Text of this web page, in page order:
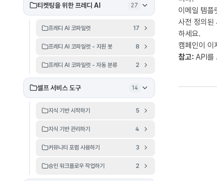
티켓팅을 위한 프레디 AI 27
프레디 AI 코파일럿 17
프레디 AI 코파일럿 - 지원 봇 8
프레디 AI 코파일럿 - 자동 분류 2
셀프 서비스 도구 14
지식 기반 시작하기 5
지식 기반 관리하기 4
커뮤니티 포럼 사용하기 3
승인 워크플로우 작업하기 2
이메일 템플
사전 정의된
하세요.
캠페인이 이
참고: API를